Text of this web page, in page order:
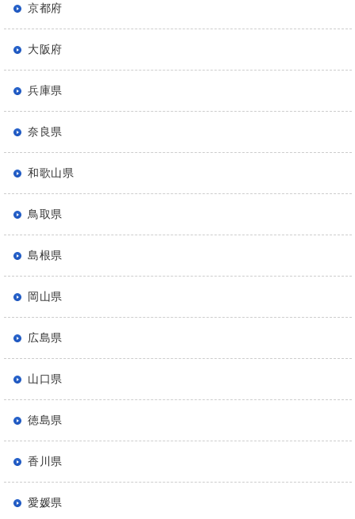
京都府
大阪府
兵庫県
奈良県
和歌山県
鳥取県
島根県
岡山県
広島県
山口県
徳島県
香川県
愛媛県